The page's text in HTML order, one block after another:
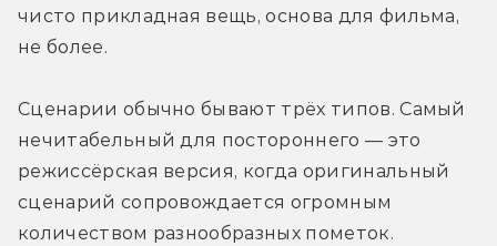
чисто прикладная вещь, основа для фильма,
не более.
Сценарии обычно бывают трёх типов. Самый
нечитабельный для постороннего — это
режиссёрская версия, когда оригинальный
сценарий сопровождается огромным
количеством разнообразных пометок.